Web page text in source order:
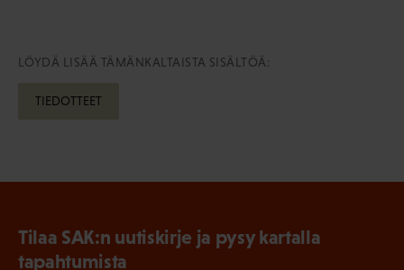
LÖYDÄ LISÄÄ TÄMÄNKALTAISTA SISÄLTÖÄ:
TIEDOTTEET
Tilaa SAK:n uutiskirje ja pysy kartalla
tapahtumista